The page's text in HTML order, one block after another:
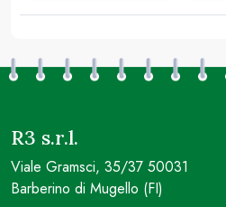
R3 s.r.l.
Viale Gramsci, 35/37 50031
Barberino di Mugello (FI)